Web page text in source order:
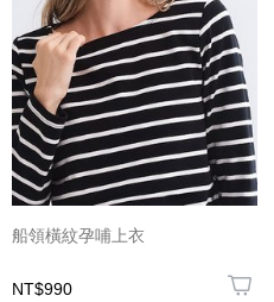
船領橫紋孕哺上衣
NT$990